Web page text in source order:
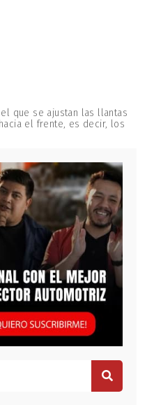
que se ajustan las llantas
el frente, es decir, los